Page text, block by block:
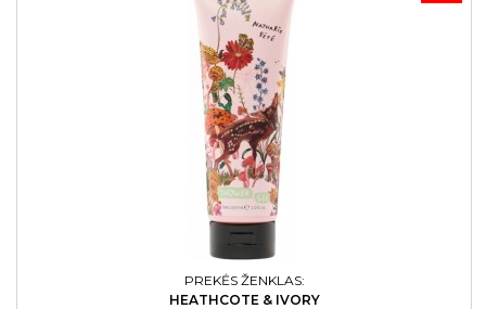
PREKĖS ŽENKLAS:
HEATHCOTE & IVORY